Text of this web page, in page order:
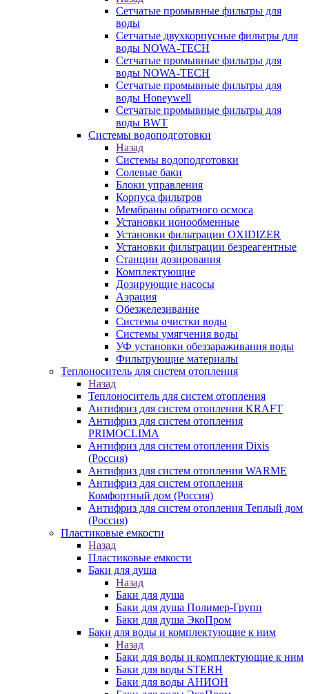
Сетчатые промывные фильтры для
воды
Сетчатые двухкорпусные фильтры для
воды NOWA-TECH
Сетчатые промывные фильтры для
воды NOWA-TECH
Сетчатые промывные фильтры для
воды Honeywell
Сетчатые промывные фильтры для
воды BWT
Системы водоподготовки
Назад
Системы водоподготовки
Солевые баки
Блоки управления
Корпуса фильтров
Мембраны обратного осмоса
Установки ионообменные
Установки фильтрации OXIDIZER
Установки фильтрации безреагентные
Станции дозирования
Комплектующие
Дозирующие насосы
Аэрация
Обезжелезивание
Системы очистки воды
Системы умягчения воды
УФ установки обеззараживания воды
Фильтрующие материалы
Теплоноситель для систем отопления
Назад
Теплоноситель для систем отопления
Антифриз для систем отопления KRAFT
Антифриз для систем отопления
PRIMOCLIMA
Антифриз для систем отопления Dixis
(Россия)
Антифриз для систем отопления WARME
Антифриз для систем отопления
Комфортный дом (Россия)
Антифриз для систем отопления Теплый дом
(Россия)
Пластиковые емкости
Назад
Пластиковые емкости
Баки для душа
Назад
Баки для душа
Баки для душа Полимер-Групп
Баки для душа ЭкоПром
Баки для воды и комплектующие к ним
Назад
Баки для воды и комплектующие к ним
Баки для воды STERH
Баки для воды АНИОН